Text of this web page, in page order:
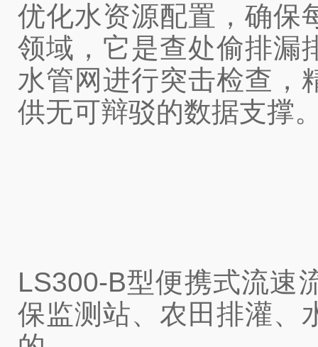
优化水资源配置，确保
领域，它是查处偷排漏
水管网进行突击检查，
供无可辩驳的数据支撑
LS300-B型便携式流速
保监测站、农田排灌、